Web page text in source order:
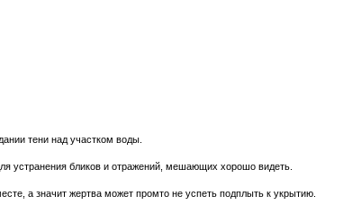
тени над участком воды.
устранения бликов и отражений, мешающих хорошо видеть.
а значит жертва может промто не успеть подплыть к укрытию.